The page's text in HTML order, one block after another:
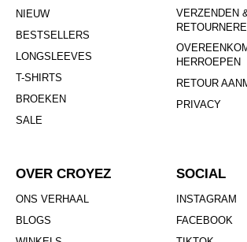
NIEUW
BESTSELLERS
LONGSLEEVES
T-SHIRTS
BROEKEN
SALE
VERZENDEN
HERROEPEN
RETOUR
PRIVACY
OVER CROYEZ
ONS VERHAAL
BLOGS
SOCIAL
INSTAGRAM
FACEBOOK